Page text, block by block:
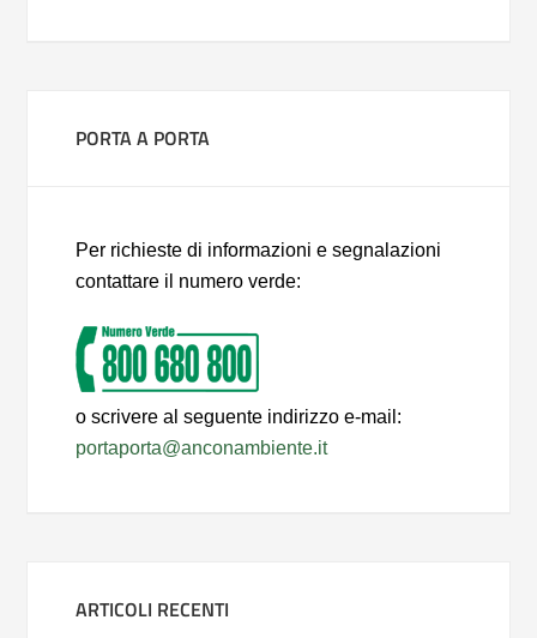
PORTA A PORTA
Per richieste di informazioni e segnalazioni
contattare il numero verde:
o scrivere al seguente indirizzo e-mail:
portaporta@anconambiente.it
ARTICOLI RECENTI